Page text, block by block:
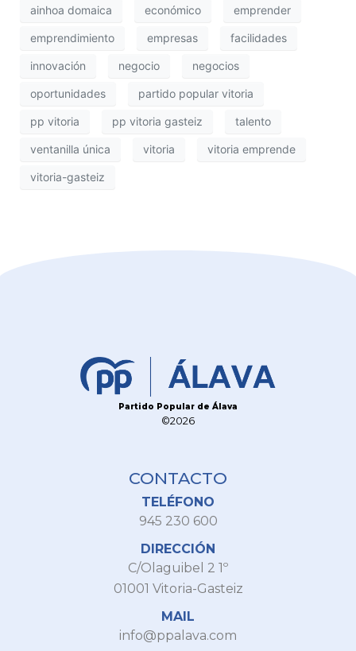
ainhoa domaica económico emprender
emprendimiento empresas facilidades
innovación negocio negocios
oportunidades partido popular vitoria
pp vitoria pp vitoria gasteiz talento
ventanilla única vitoria vitoria emprende
vitoria-gasteiz
Partido Popular de Álava
©2026
CONTACTO
TELÉFONO
945 230 600
DIRECCIÓN
C/Olaguibel 2 1º
01001 Vitoria-Gasteiz
MAIL
info@ppalava.com